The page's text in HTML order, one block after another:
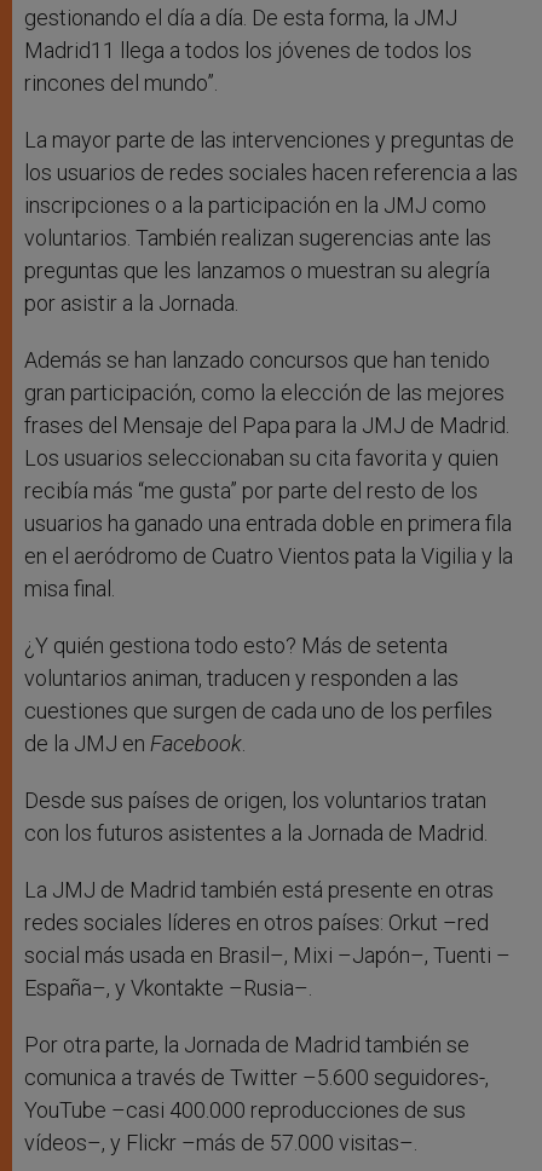
gestionando el día a día. De esta forma, la JMJ
Madrid11 llega a todos los jóvenes de todos los
rincones del mundo”.
La mayor parte de las intervenciones y preguntas de
los usuarios de redes sociales hacen referencia a las
inscripciones o a la participación en la JMJ como
voluntarios. También realizan sugerencias ante las
preguntas que les lanzamos o muestran su alegría
por asistir a la Jornada.
Además se han lanzado concursos que han tenido
gran participación, como la elección de las mejores
frases del Mensaje del Papa para la JMJ de Madrid.
Los usuarios seleccionaban su cita favorita y quien
recibía más “me gusta” por parte del resto de los
usuarios ha ganado una entrada doble en primera fila
en el aeródromo de Cuatro Vientos pata la Vigilia y la
misa final.
¿Y quién gestiona todo esto? Más de setenta
voluntarios animan, traducen y responden a las
cuestiones que surgen de cada uno de los perfiles
de la JMJ en Facebook.
Desde sus países de origen, los voluntarios tratan
con los futuros asistentes a la Jornada de Madrid.
La JMJ de Madrid también está presente en otras
redes sociales líderes en otros países: Orkut –red
social más usada en Brasil–, Mixi –Japón–, Tuenti –
España–, y Vkontakte –Rusia–.
Por otra parte, la Jornada de Madrid también se
comunica a través de Twitter –5.600 seguidores-,
YouTube –casi 400.000 reproducciones de sus
vídeos–, y Flickr –más de 57.000 visitas–.